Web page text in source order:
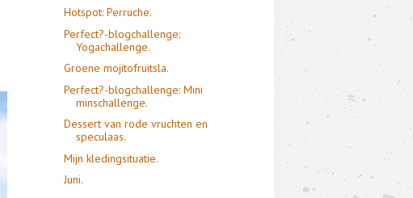
Hotspot: Perruche.
Perfect?-blogchallenge:
Yogachallenge.
Groene mojitofruitsla.
Perfect?-blogchallenge: Mini
minschallenge.
Dessert van rode vruchten en
speculaas.
Mijn kledingsituatie.
Juni.